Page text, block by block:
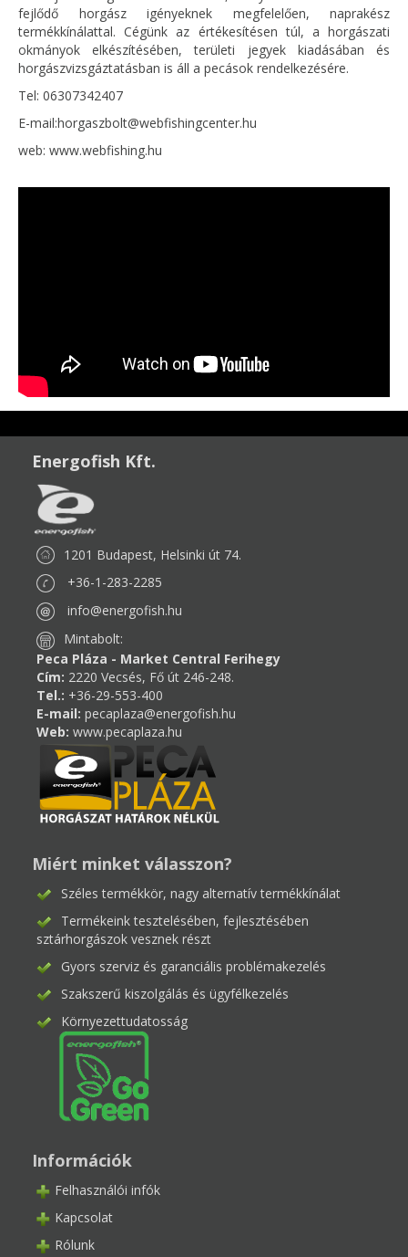
fejlődő horgász igényeknek megfelelően, naprakész
termékkínálattal. Cégünk az értékesítésen túl, a horgászati
okmányok elkészítésében, területi jegyek kiadásában és
horgászvizsgáztatásban is áll a pecások rendelkezésére.
Tel: 06307342407
E-mail:horgaszbolt@webfishingcenter.hu
web: www.webfishing.hu
Energofish Kft.
1201 Budapest, Helsinki út 74.
+36-1-283-2285
info@energofish.hu
Mintabolt:
Peca Pláza - Market Central Ferihegy
Cím: 2220 Vecsés, Fő út 246-248.
Tel.: +36-29-553-400
E-mail: pecaplaza@energofish.hu
Web: www.pecaplaza.hu
Miért minket válasszon?
Széles termékkör, nagy alternatív termékkínálat
Termékeink tesztelésében, fejlesztésében
sztárhorgászok vesznek részt
Gyors szerviz és garanciális problémakezelés
Szakszerű kiszolgálás és ügyfélkezelés
Környezettudatosság
Információk
Felhasználói infók
Kapcsolat
Rólunk